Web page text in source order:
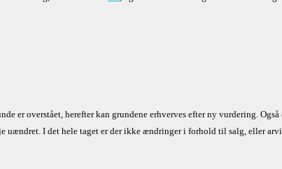
er overstået, herefter kan grundene erhverves efter ny vurdering. Også
uændret. I det hele taget er der ikke ændringer i forhold til salg, eller